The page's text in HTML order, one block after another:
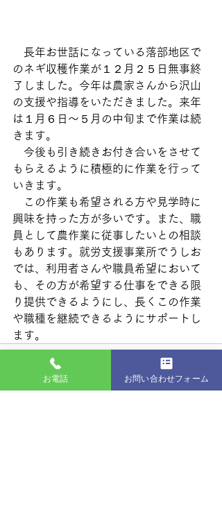
長年お世話になっている落部地区で
のネギ収穫作業が１２月２５日無事終
了しました。今年は農家さんから沢山
の支援や指導をいただきました。来年
は１月６日～５月の中旬まで作業は続
きます。
今後も引き続きお付き合いをさせて
もらえるように積極的に作業を行って
いきます。
この作業も希望される方や見学時に
興味を持った方が多いです。また、職
員として農作業に従事したいとの相談
もあります。就労支援事業所でうしお
では、利用者さんや職員希望において
も、その方が希望する仕事をできる限
り提供できるようにし、長くこの作業
や職種を継続できるようにサポートし
ます。
お電話 お問い合わせフォーム